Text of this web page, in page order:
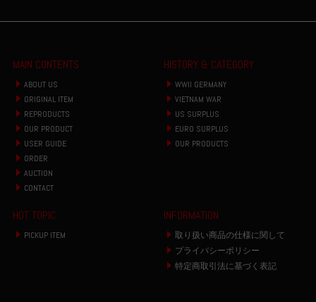
MAIN CONTENTS
ABOUT US
ORIGINAL ITEM
REPRODUCTS
OUR PRODUCT
USER GUIDE
ORDER
AUCTION
CONTACT
HISTORY & CATEGORY
WWII GERMANY
VIETNAM WAR
US SURPLUS
EURO SURPLUS
OUR PRODUCTS
HOT TOPIC
PICKUP ITEM
INFORMATION
取り扱い商品の仕様に関して
プライバシーポリシー
特定商取引法に基づく表記